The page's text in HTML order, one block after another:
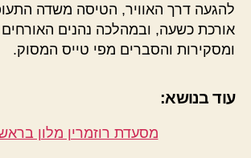
להגעה דרך האוויר, הטיסה משדה
אורכת כשעה, ובמהלכה נהנים
ומסקירות והסברים מפי טייס המסוק.
עוד בנושא:
מסעדת רוזמרין מלון